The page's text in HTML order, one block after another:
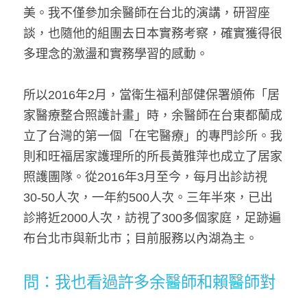
美。我不僅參加余醫師在台北的演講，研習座
談，也隨他的組團去日本實務考察，確實獲得很
多理念的激盪和實務學習的感動。
所以2016年2月，當衛生福利部健保署頒佈「居
家醫療整合照護計畫」時，余醫師在台東都蘭成
立了台灣的第一個「在宅醫療」的專門診所。我
則和旺福居家護理所的所長黃雅萍也成立了居家
照護團隊。從2016年3月至今，每月出診訪視
30-50人次，一年約500人次。三年半來，已出
診將近2000人次，訪視了300多個家庭，足跡遍
布台北市與新北市；目前服務以內湖為主。
問：我也看過許多余醫師和賴醫師對